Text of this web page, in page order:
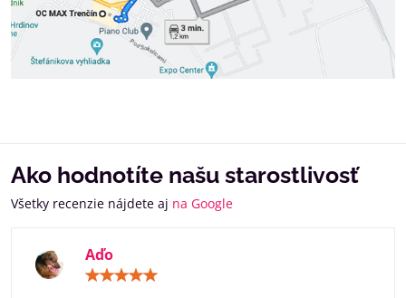
Ako hodnotíte našu starostlivosť
Všetky recenzie nájdete aj na Google
Aďo